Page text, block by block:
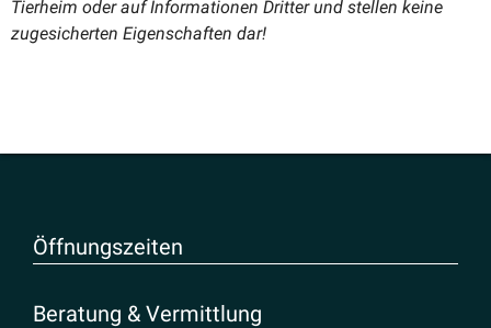
Tierheim oder auf Infor­ma­tionen Dritter und stellen keine
zugesi­cherten Eigen­schaften dar!
Öffnungs­zeiten
Beratung & Vermittlung